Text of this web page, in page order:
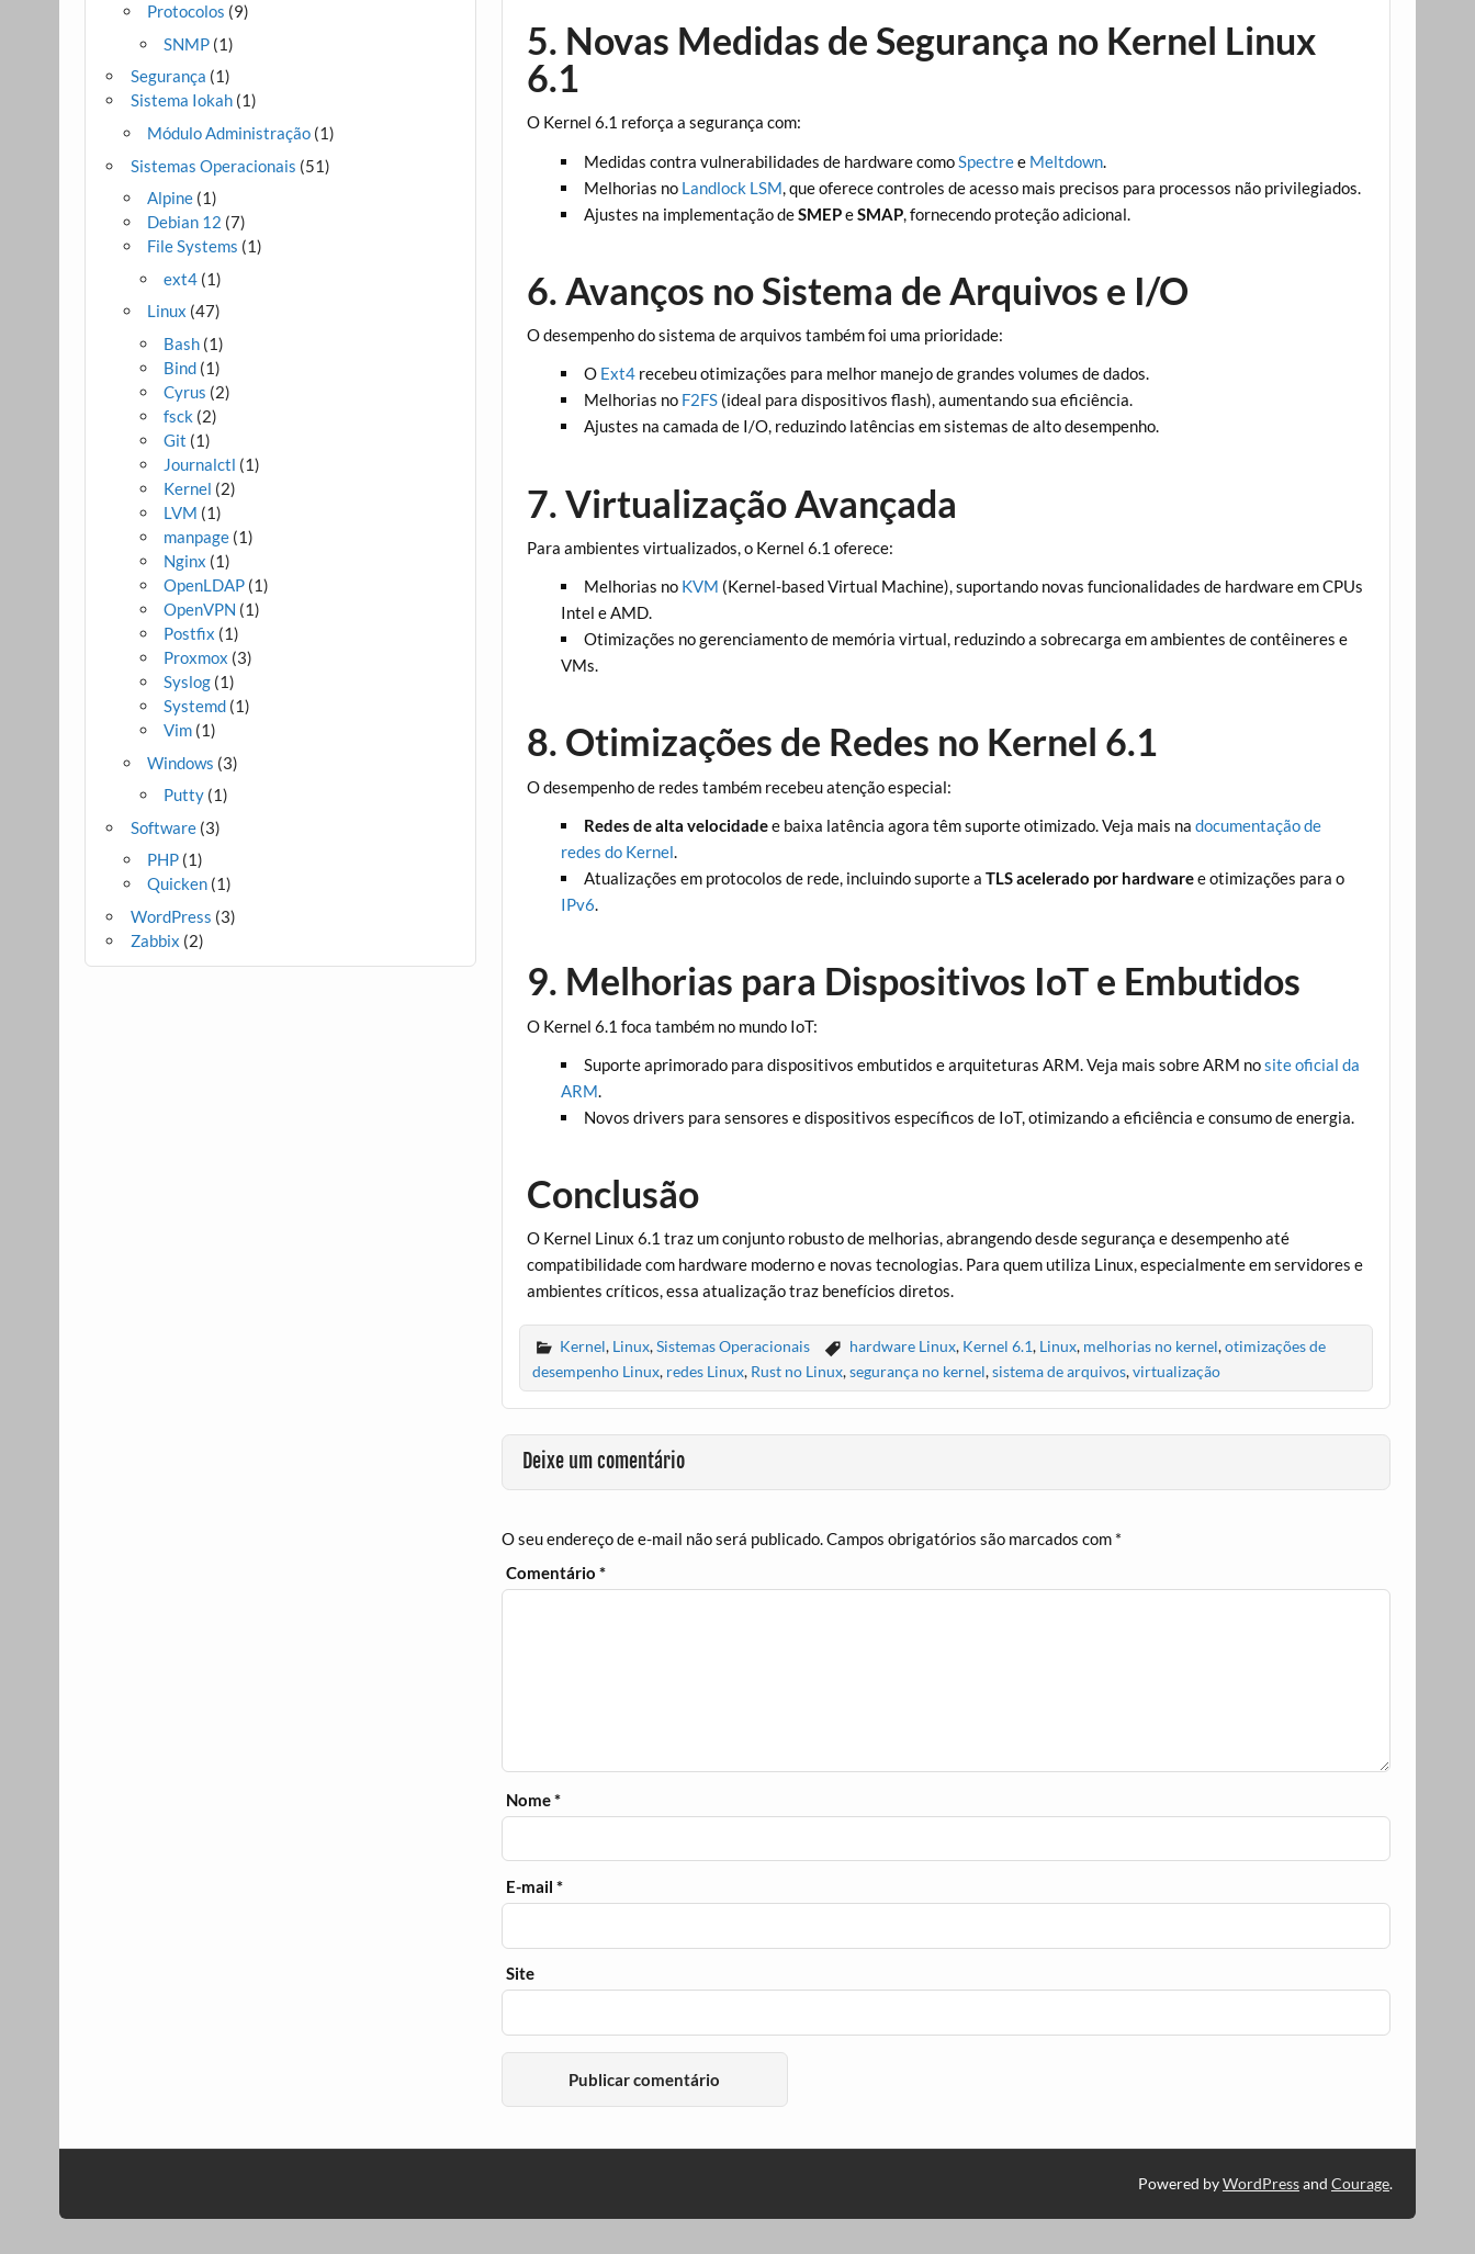
5. Novas Medidas de Segurança no Kernel Linux
6.1
O Kernel 6.1 reforça a segurança com:
Medidas contra vulnerabilidades de hardware comoSpectree Meltdown.
Melhorias no Landlock LSM, que oferece controles de acesso mais precisos para processos não privilegiados.
Ajustes na implementação deSMEPeSMAP, fornecendo proteção adicional.
6. Avanços no Sistema de Arquivos e I/O
O desempenho do sistema de arquivos também foi uma prioridade:
O Ext4recebeu otimizações para melhor manejo de grandes volumes de dados.
Melhorias no F2FS(ideal para dispositivos flash), aumentando sua eficiência.
Ajustes na camada de I/O, reduzindo latências em sistemas de alto desempenho.
7. Virtualização Avançada
Para ambientes virtualizados, o Kernel 6.1 oferece:
Melhorias no KVM (Kernel-based Virtual Machine), suportando novas funcionalidades de hardware em CPUs
Intel e AMD.
Otimizações no gerenciamento de memória virtual, reduzindo a sobrecarga em ambientes de contêineres e
VMs.
8. Otimizações de Redes no Kernel 6.1
O desempenho de redes também recebeu atenção especial:
Redes de alta velocidadee baixa latência agora têm suporte otimizado. Veja mais na documentação de
redes do Kernel.
Atualizações em protocolos de rede, incluindo suporte a TLS acelerado por hardwaree otimizações para o
IPv6.
9. Melhorias para Dispositivos IoT e Embutidos
O Kernel 6.1 foca também no mundo IoT:
Suporte aprimorado para dispositivos embutidos e arquiteturas ARM. Veja mais sobre ARM nosite oficial da
ARM.
Novos drivers para sensores e dispositivos específicos de IoT, otimizando a eficiência e consumo de energia.
Conclusão
O Kernel Linux 6.1 traz um conjunto robusto de melhorias, abrangendo desde segurança e desempenho até
compatibilidade com hardware moderno e novas tecnologias. Para quem utiliza Linux, especialmente em servidores e
ambientes críticos, essa atualização traz benefícios diretos.
Kernel, Linux,Sistemas Operacionais hardware Linux, Kernel 6.1, Linux, melhorias no kernel,otimizações de
desempenho Linux, redes Linux, Rust no Linux,segurança no kernel,sistema de arquivos,virtualização
Deixe um comentário
O seu endereço de e-mail não será publicado.Campos obrigatórios são marcados com *
Comentário*
Nome*
E-mail*
Site
Protocolos (9)
SNMP(1)
Segurança (1)
Sistema Iokah(1)
Módulo Administração(1)
Sistemas Operacionais (51)
Alpine(1)
Debian 12 (7)
File Systems (1)
ext4(1)
Linux (47)
Bash(1)
Bind(1)
Cyrus (2)
fsck (2)
Git (1)
Journalctl (1)
Kernel (2)
LVM (1)
manpage(1)
Nginx (1)
OpenLDAP(1)
OpenVPN (1)
Postfix (1)
Proxmox (3)
Syslog(1)
Systemd(1)
Vim(1)
Windows (3)
Putty(1)
Software(3)
PHP(1)
Quicken(1)
WordPress (3)
Zabbix (2)
Powered byWordPressand Courage.